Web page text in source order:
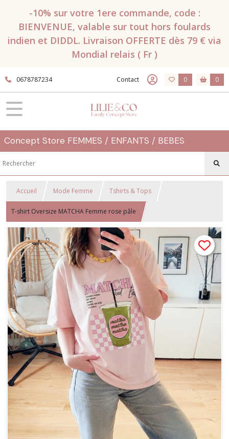
-10% sur votre 1ere commande, code :
BIENVENUE, valable sur tout hors foulards
indien et DIDDL. Livraison OFFERTE dès 79 € via
Mondial relais ( Fr )
0678787234 Contact 0 0
Concept Store FEMMES / ENFANTS / BEBES
Accueil Mode Femme Tshirts & Tops
T-shirt Oversize MATCHA Femme rose pâle